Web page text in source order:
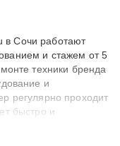
в Сочи работают
и стажем от 5
техники бренда
и
регулярно проходит
быстро и
решают